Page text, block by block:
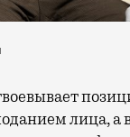
лица,